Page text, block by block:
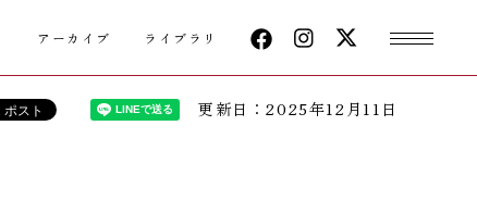
アーカイブ ライブラリ
更新日：2025年12月11日